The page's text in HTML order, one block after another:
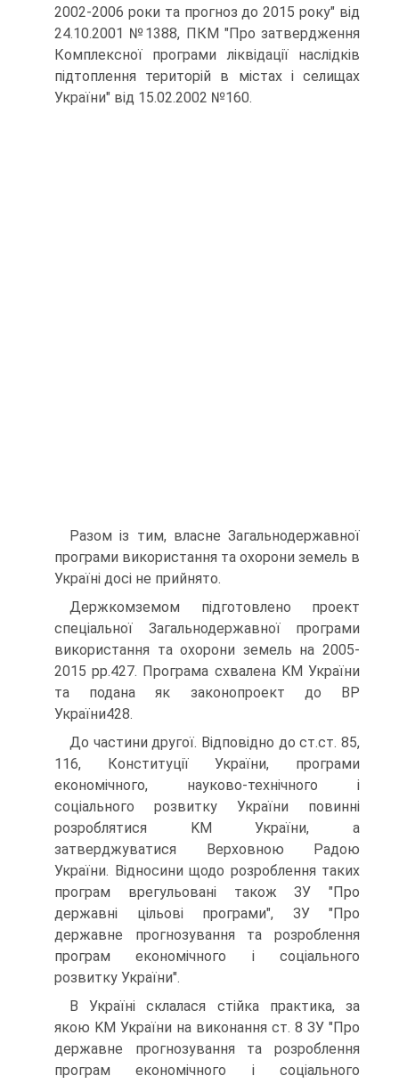
2002-2006 роки та прогноз до 2015 року" від
24.10.2001 №1388, ПКМ "Про затвердження
Комплексної програми ліквідації наслідків
підтоплення територій в містах і селищах
України" від 15.02.2002 №160.
Разом із тим, власне Загальнодержавної
програми використання та охорони земель в
Україні досі не прийнято.
Держкомземом підготовлено проект
спеціальної Загальнодержавної програми
використання та охорони земель на 2005-
2015 pp.427. Програма схвалена KM України
та подана як законопроект до ВР
України428.
До частини другої. Відповідно до ст.ст. 85,
116, Конституції України, програми
економічного, науково-технічного і
соціального розвитку України повинні
розроблятися KM України, а
затверджуватися Верховною Радою
України. Відносини щодо розроблення таких
програм врегульовані також ЗУ "Про
державні цільові програми", ЗУ "Про
державне прогнозування та розроблення
програм економічного і соціального
розвитку України".
В Україні склалася стійка практика, за
якою KM України на виконання ст. 8 ЗУ "Про
державне прогнозування та розроблення
програм економічного і соціального